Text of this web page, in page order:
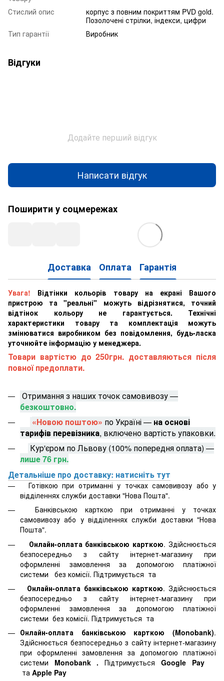
Стислий опис
корпус з повним покриттям PVD gold.
Позолочені стрілки, індекси, цифри
Тип гарантії
Виробник
Відгуки
Додайте перший відгук
Написати відгук
Поширити у соцмережах
Доставка Оплата Гарантія
Увага! Відтінки кольорів товару на екрані Вашого
пристрою та "реальні" можуть відрізнятися, точний
відтінок кольору не гарантується. Технічні
характеристики товару та комплектація можуть
змінюватися виробником без повідомлення, будь-ласка
уточнюйте інформацію у менеджера.
Товари вартістю до 250грн. доставляються після
повної предоплати.
Отримання з наших точок самовивозу —
безкоштовно.
«Новою поштою» по Україні — на основі
тарифів перевізника, включено вартість упаковки.
Кур'єром по Львову (100% попередня оплата) —
лише 76 грн.
Детальніше про доставку: натисніть тут
Готівкою при отриманні у точках самовивозу або у
відділеннях служби доставки "Нова Пошта".
Банківською карткою при отриманні у точках
самовивозу або у відділеннях служби доставки "Нова
Пошта".
Онлайн-оплата банківською карткою. Здійснюється
безпосередньо з сайту інтернет-магазину при
оформленні замовлення за допомогою платіжної
системи
без комісії. Підтримується та
Онлайн-оплата банківською карткою. Здійснюється
безпосередньо з сайту інтернет-магазину при
оформленні замовлення за допомогою платіжної
системи без комісії. Підтримується та
Онлайн-оплата банківською карткою (Monobank).
Здійснюється безпосередньо з сайту інтернет-магазину
при оформленні замовлення за допомогою платіжної
системи Monobank .Підтримується Google Pay
та Apple Pay